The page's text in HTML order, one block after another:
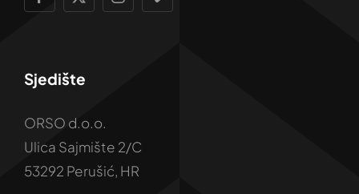
Sjedište
ORSO d.o.o.
Ulica Sajmište 2/C
53292 Perušić, HR